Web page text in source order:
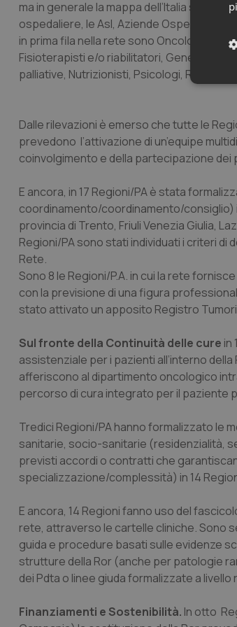
ma in generale la mappa dell’Italia su
ospedaliere, le Asl, Aziende Ospedaliere
in prima fila nella rete sono Oncologi,
Fisioterapisti e/o riabilitatori, Genetisti,
palliative, Nutrizionisti, Psicologi,
Dalle rilevazioni è emerso che tutte le
prevedono l’attivazione di un’equipe
coinvolgimento e della partecipazione
E ancora, in 17 Regioni/PA è stata
coordinamento/coordinamento/consiglio)
provincia di Trento, Friuli Venezia Giulia,
Regioni/PA sono stati individuati i criteri
Rete.
Sono 8 le Regioni/P.A. in cui la rete
con la previsione di una figura
stato attivato un apposito Registro
Sul fronte della Continuità delle cure in
assistenziale per i pazienti all’interno
afferiscono al dipartimento oncologico
percorso di cura integrato per il
Tredici Regioni/PA hanno formalizzato le
sanitarie, socio-sanitarie (residenzialità,
previsti accordi o contratti che
specializzazione/complessità) in 14
E ancora, 14 Regioni fanno uso del
rete, attraverso le cartelle cliniche. Sono
guida e procedure basati sulle evidenze
strutture della Ror (anche per patologie
dei Pdta o linee giuda formalizzate a
Finanziamenti e Sostenibilità. In otto